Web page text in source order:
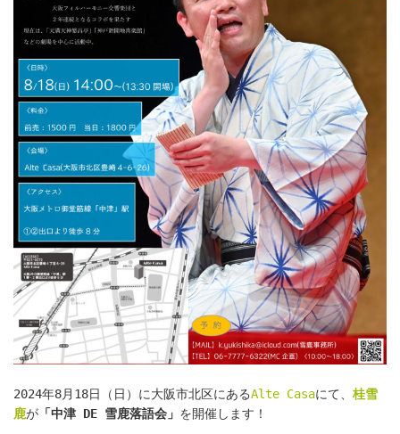
2024年8月18日（日）に大阪市北区にあるAlte Casaにて、 桂雪
鹿が 「中津 DE 雪鹿落語会」 を開催します！